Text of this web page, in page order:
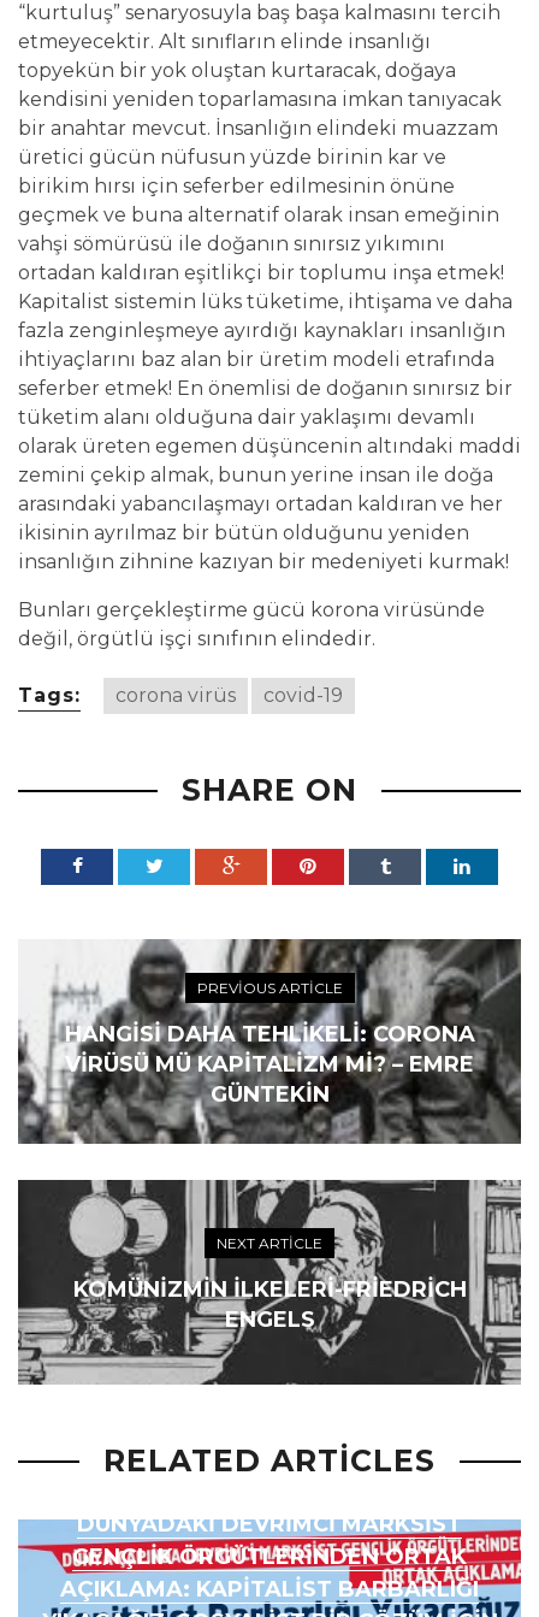
“kurtuluş” senaryosuyla baş başa kalmasını tercih
etmeyecektir. Alt sınıfların elinde insanlığı
topyekün bir yok oluştan kurtaracak, doğaya
kendisini yeniden toparlamasına imkan tanıyacak
bir anahtar mevcut. İnsanlığın elindeki muazzam
üretici gücün nüfusun yüzde birinin kar ve
birikim hırsı için seferber edilmesinin önüne
geçmek ve buna alternatif olarak insan emeğinin
vahşi sömürüsü ile doğanın sınırsız yıkımını
ortadan kaldıran eşitlikçi bir toplumu inşa etmek!
Kapitalist sistemin lüks tüketime, ihtişama ve daha
fazla zenginleşmeye ayırdığı kaynakları insanlığın
ihtiyaçlarını baz alan bir üretim modeli etrafında
seferber etmek! En önemlisi de doğanın sınırsız bir
tüketim alanı olduğuna dair yaklaşımı devamlı
olarak üreten egemen düşüncenin altındaki maddi
zemini çekip almak, bunun yerine insan ile doğa
arasındaki yabancılaşmayı ortadan kaldıran ve her
ikisinin ayrılmaz bir bütün olduğunu yeniden
insanlığın zihnine kazıyan bir medeniyeti kurmak!
Bunları gerçekleştirme gücü korona virüsünde
değil, örgütlü işçi sınıfının elindedir.
Tags: corona virüs covid-19
SHARE ON
PREVIOUS ARTICLE
HANGISI DAHA TEHLIKELI: CORONA
VIRÜSÜ MÜ KAPITALIZM MI? – EMRE
GÜNTEKIN
NEXT ARTICLE
KOMÜNIZMIN İLKELERI-FRIEDRICH
ENGELS
RELATED ARTICLES
DÜNYADAKI DEVRIMCI MARKSIST
GENÇLIK ÖRGÜTLERINDEN ORTAK
AÇIKLAMA: KAPITALIST BARBARLIĞI